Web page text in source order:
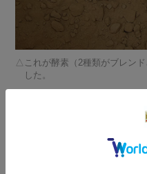
これが酵素（2種類がブレン
した。
酵素洗いの最大の利点は
ん。化学薬品を使うと汚
しても糸が傷んでカサカ